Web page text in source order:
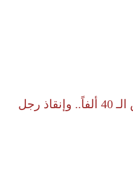
حصيلة وفيات تركيا تلامس الـ 40 ألفاً.. وإنقاذ رجل